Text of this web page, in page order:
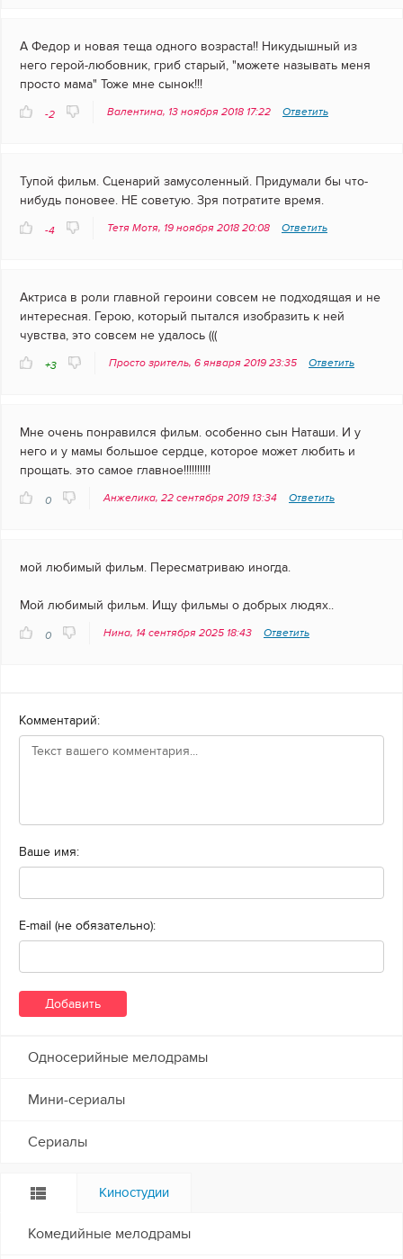
А Федор и новая теща одного возраста!! Никудышный из
него герой-любовник, гриб старый, "можете называть меня
просто мама" Тоже мне сынок!!!
-2 Валентина, 13 ноября 2018 17:22 Ответить
Тупой фильм. Сценарий замусоленный. Придумали бы что-
нибудь поновее. НЕ советую. Зря потратите время.
-4 Тетя Мотя, 19 ноября 2018 20:08 Ответить
Актриса в роли главной героини совсем не подходящая и не
интересная. Герою, который пытался изобразить к ней
чувства, это совсем не удалось (((
+3 Просто зритель, 6 января 2019 23:35 Ответить
Мне очень понравился фильм. особенно сын Наташи. И у
него и у мамы большое сердце, которое может любить и
прощать. это самое главное!!!!!!!!!!
0 Анжелика, 22 сентября 2019 13:34 Ответить
мой любимый фильм. Пересматриваю иногда.
Мой любимый фильм. Ищу фильмы о добрых людях..
0 Нина, 14 сентября 2025 18:43 Ответить
Комментарий:
Ваше имя:
E-mail (не обязательно):
Односерийные мелодрамы
Мини-сериалы
Сериалы
Киностудии
Комедийные мелодрамы